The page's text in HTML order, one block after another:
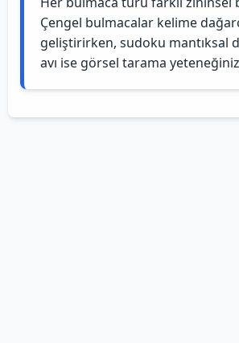
Çengel bulmacalar kelime
geliştirirken, sudoku mantıksal
avı ise görsel tarama